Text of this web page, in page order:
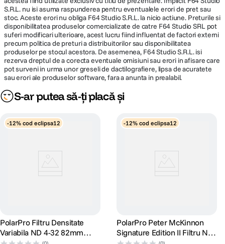
S.R.L. nu isi asuma raspunderea pentru eventualele erori de pret sau
stoc. Aceste erori nu obliga F64 Studio S.R.L. la nicio actiune. Preturile si
disponibilitatea produselor comercializate de catre F64 Studio SRL pot
suferi modificari ulterioare, acest lucru fiind influentat de factori externi
precum politica de preturi a distribuitorilor sau disponibilitatea
produselor pe stocul acestora. De asemenea, F64 Studio S.R.L. isi
rezerva dreptul de a corecta eventuale omisiuni sau erori in afisare care
pot surveni in urma unor greseli de dactilografiere, lipsa de acuratete
sau erori ale produselor software, fara a anunta in prealabil.
S-ar putea să-ți placă și
-12% cod eclipsa12
PolarPro Filtru Densitate
Variabila ND 4-32 82mm
-12% cod eclipsa12
PolarPro Peter McKinnon
Signature Edition II Filtru ND